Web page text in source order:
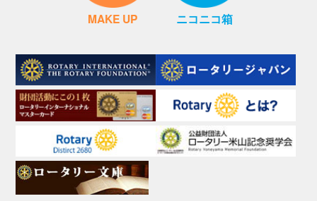
MAKE UP ニコニコ箱